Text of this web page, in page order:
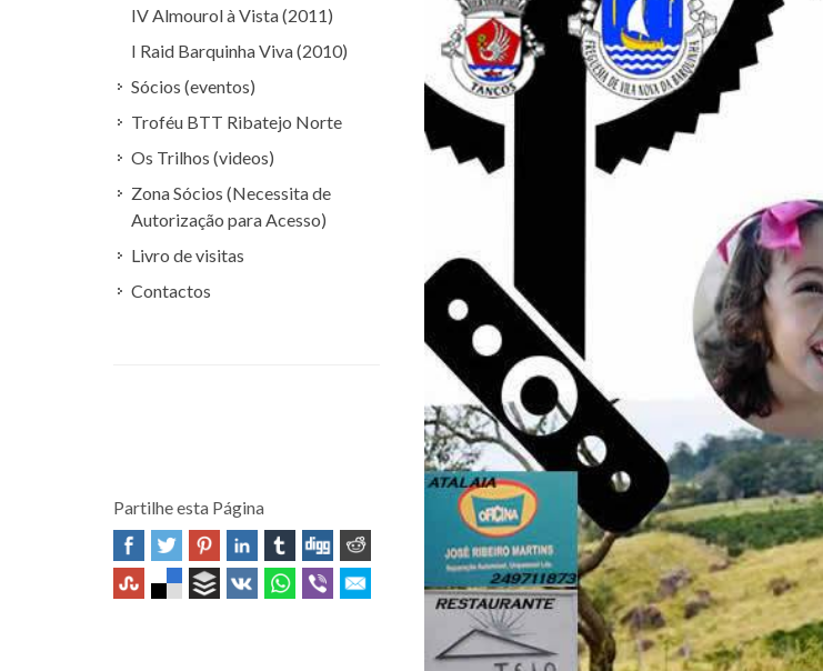
IV Almourol à Vista (2011)
I Raid Barquinha Viva (2010)
Sócios (eventos)
Troféu BTT Ribatejo Norte
Os Trilhos (videos)
Zona Sócios (Necessita de
Autorização para Acesso)
Livro de visitas
Contactos
Partilhe esta Página